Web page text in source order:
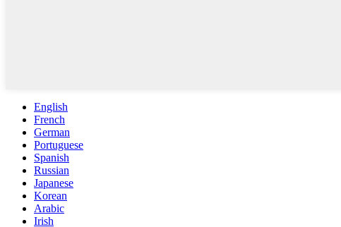
English
French
German
Portuguese
Spanish
Russian
Japanese
Korean
Arabic
Irish